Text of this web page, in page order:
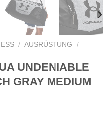
/ AUSRÜSTUNG
/
UNDENIABLE
GRAY MEDIUM